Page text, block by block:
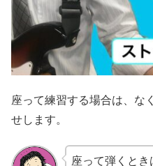
座って練習する場合は、な
せします。
座って弾くと